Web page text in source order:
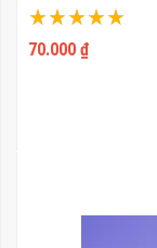
Xếp hạng:
100%
70.000 ₫